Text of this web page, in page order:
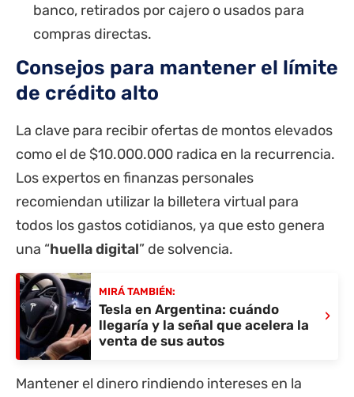
banco, retirados por cajero o usados para
compras directas.
Consejos para mantener el límite
de crédito alto
La clave para recibir ofertas de montos elevados
como el de $10.000.000 radica en la recurrencia.
Los expertos en finanzas personales
recomiendan utilizar la billetera virtual para
todos los gastos cotidianos, ya que esto genera
una “huella digital” de solvencia.
MIRÁ TAMBIÉN:
Tesla en Argentina: cuándo
llegaría y la señal que acelera la
venta de sus autos
›
Mantener el dinero rindiendo intereses en la